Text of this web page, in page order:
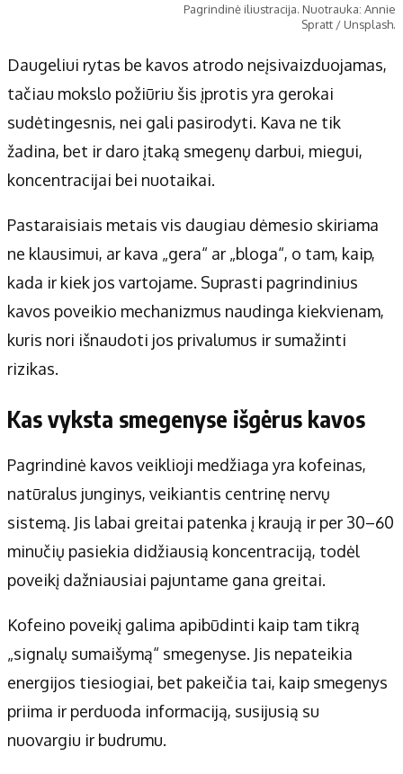
Pagrindinė iliustracija. Nuotrauka: Annie
Spratt / Unsplash.
Daugeliui rytas be kavos atrodo neįsivaizduojamas,
tačiau mokslo požiūriu šis įprotis yra gerokai
sudėtingesnis, nei gali pasirodyti. Kava ne tik
žadina, bet ir daro įtaką smegenų darbui, miegui,
koncentracijai bei nuotaikai.
Pastaraisiais metais vis daugiau dėmesio skiriama
ne klausimui, ar kava „gera“ ar „bloga“, o tam, kaip,
kada ir kiek jos vartojame. Suprasti pagrindinius
kavos poveikio mechanizmus naudinga kiekvienam,
kuris nori išnaudoti jos privalumus ir sumažinti
rizikas.
Kas vyksta smegenyse išgėrus kavos
Pagrindinė kavos veiklioji medžiaga yra kofeinas,
natūralus junginys, veikiantis centrinę nervų
sistemą. Jis labai greitai patenka į kraują ir per 30–60
minučių pasiekia didžiausią koncentraciją, todėl
poveikį dažniausiai pajuntame gana greitai.
Kofeino poveikį galima apibūdinti kaip tam tikrą
„signalų sumaišymą“ smegenyse. Jis nepateikia
energijos tiesiogiai, bet pakeičia tai, kaip smegenys
priima ir perduoda informaciją, susijusią su
nuovargiu ir budrumu.